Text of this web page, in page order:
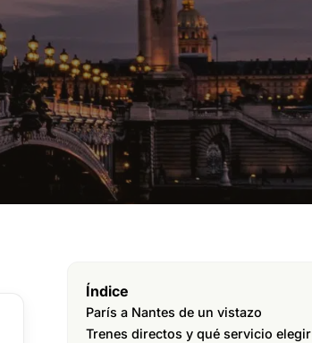
Índice
París a Nantes de un vistazo
Trenes directos y qué servicio elegir